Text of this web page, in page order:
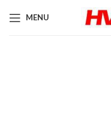
MENU